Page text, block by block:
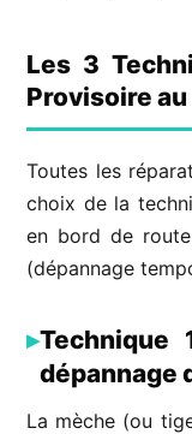
Les 3
Provisoire
Toutes les
choix de la
en bord de
(dépannage
Technique
dépannage
La mèche (ou